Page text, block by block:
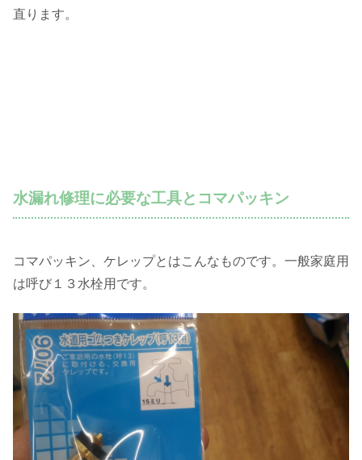
直ります。
水漏れ修理に必要な工具とコマパッキン
コマパッキン、ケレップとはこんなものです。一般家庭用
は呼び１３水栓用です。